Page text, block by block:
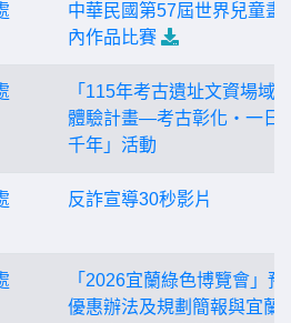
中華民國第57屆世界兒童畫
內作品比賽
「115年考古遺址文資場域
體驗計畫—考古彰化‧一日
千年」活動
反詐宣導30秒影片
「2026宜蘭綠色博覽會」預
優惠辦法及規劃簡報與宜蘭